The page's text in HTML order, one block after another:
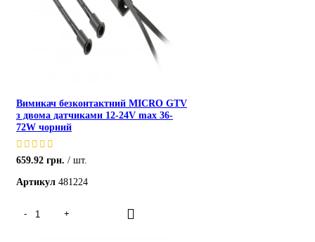
Вимикач безконтактний MICRO GTV
з двома датчиками 12-24V max 36-
72W чорний
659.92 грн.
шт.
Артикул 481224